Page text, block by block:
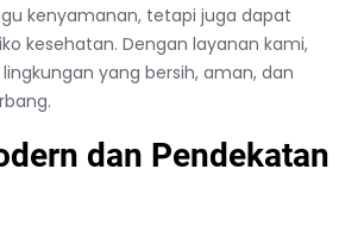
kenyamanan, tetapi juga dapat
kesehatan. Dengan layanan kami,
yang bersih, aman, dan
dan Pendekatan